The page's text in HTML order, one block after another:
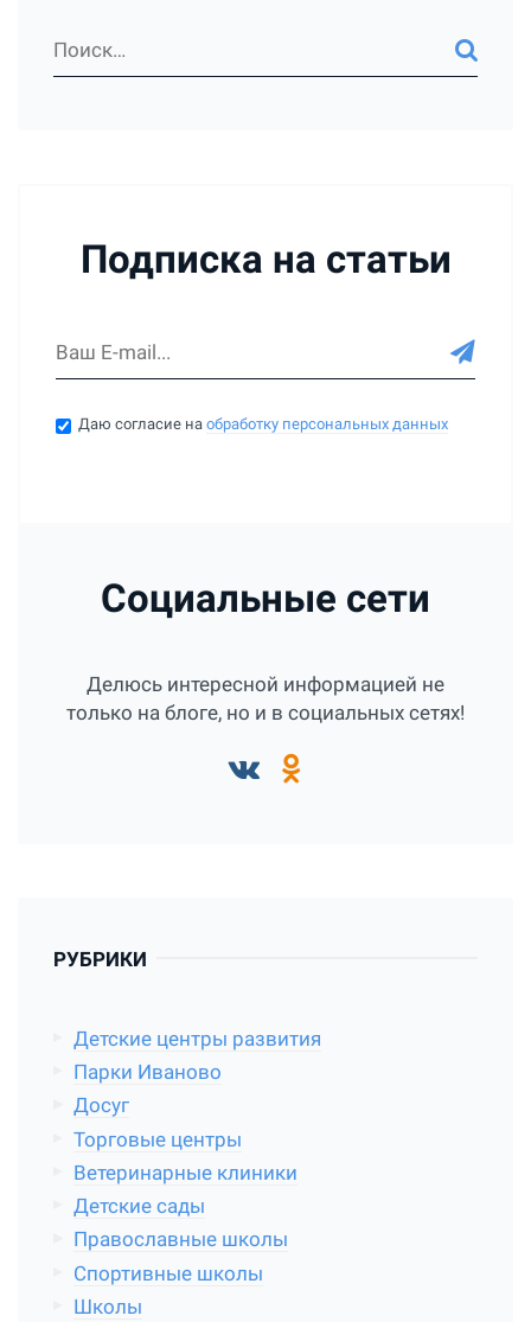
Подписка на статьи
Даю согласие наобработку персональных данных
Социальные сети
Делюсь интересной информацией не
только на блоге, но и в социальных сетях!
РУБРИКИ
Детские центры развития
Парки Иваново
Досуг
Торговые центры
Ветеринарные клиники
Детские сады
Православные школы
Спортивные школы
Школы